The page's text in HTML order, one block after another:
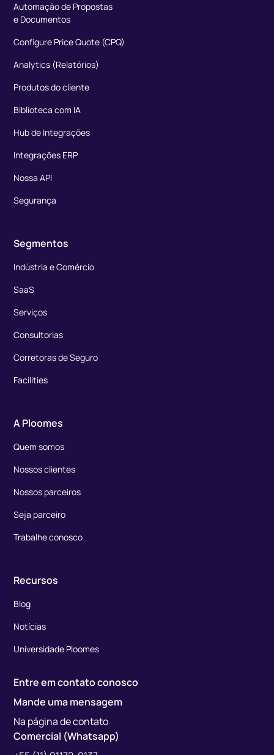
Automação de Propostas
e Documentos
Configure Price Quote (CPQ)
Analytics (Relatórios)
Produtos do cliente
Biblioteca com IA
Hub de Integrações
Integrações ERP
Nossa API
Segurança
Segmentos
Indústria e Comércio
SaaS
Serviços
Consultorias
Corretoras de Seguro
Facilities
A Ploomes
Quem somos
Nossos clientes
Nossos parceiros
Seja parceiro
Trabalhe conosco
Recursos
Blog
Notícias
Universidade Ploomes
Entre em contato conosco
Mande uma mensagem
Na página de contato
Comercial (Whatsapp)